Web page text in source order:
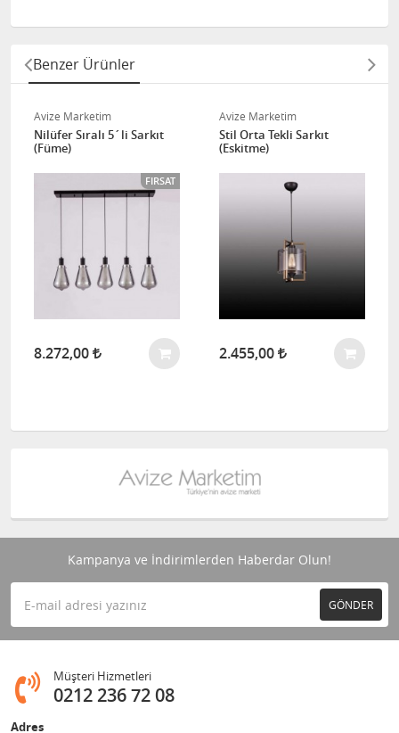
Benzer Ürünler
Avize Marketim
Nilüfer Sıralı 5´li Sarkıt
(Füme)
FIRSAT
8.272,00
Avize Marketim
Stil Orta Tekli Sarkıt
(Eskitme)
2.455,00
Kampanya ve İndirimlerden Haberdar Olun!
GÖNDER
Müşteri Hizmetleri
0212 236 72 08
Adres